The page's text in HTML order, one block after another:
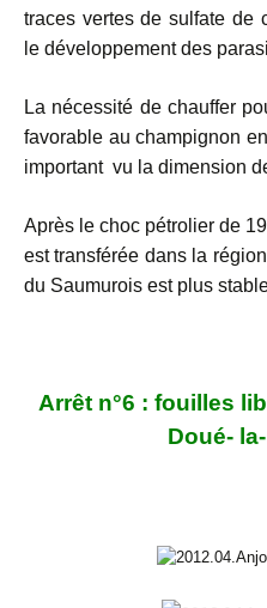
traces vertes de sulfate de
le développement des
La nécessité de chauffer
favorable au champignon
important vu la dimension
Après le choc pétrolier de
est transférée dans la
du Saumurois est plus
Arrêt n°6 : fouilles
Doué-